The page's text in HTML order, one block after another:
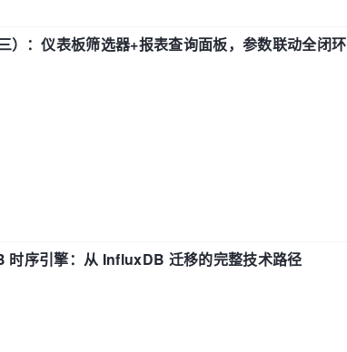
）：仪表板筛选器+报表查询面板，参数联动全闭环
时序引擎：从 InfluxDB 迁移的完整技术路径